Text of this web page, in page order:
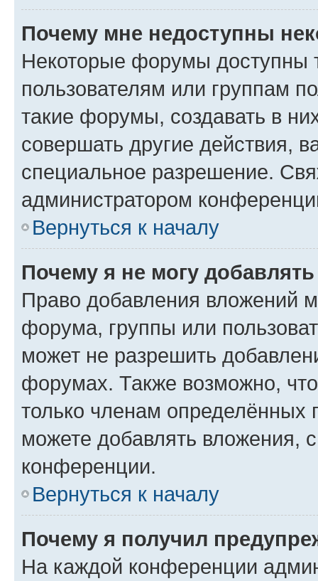
Почему мне недоступны
Некоторые форумы доступны
пользователям или группам
такие форумы, создавать в
совершать другие действия,
специальное разрешение.
администратором
Вернуться к началу
Почему я не могу
Право добавления вложений
форума, группы или
может не разрешить
форумах. Также возможно,
только членам определённых
можете добавлять вложения,
конференции.
Вернуться к началу
Почему я получил
На каждой конференции